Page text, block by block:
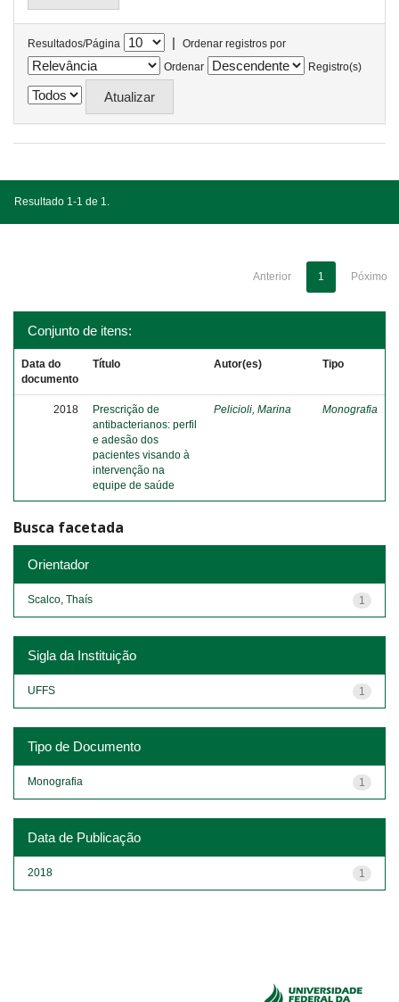
Resultados/Página |
Ordenar registros por
Ordenar
Registro(s)
Resultado 1-1 de 1.
Anterior 1 Póximo
Conjunto de itens:
Data do
documento
Título Autor(es) Tipo
2018
Prescrição de
antibacterianos: perfil
e adesão dos
pacientes visando à
intervenção na
equipe de saúde
Pelicioli, Marina Monografia
Busca facetada
Orientador
1
Scalco, Thaís
Sigla da Instituição
1
UFFS
Tipo de Documento
1
Monografia
Data de Publicação
1
2018